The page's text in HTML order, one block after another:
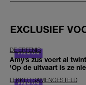
EXCLUSIEF
DE ERFENIS
Amy’s zus voert al
'Op de uitvaart is ze
LEKKER SAMENGESTELD